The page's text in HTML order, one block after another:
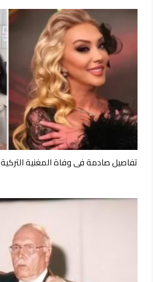
تفاصيل صادمة في وفاة المغنية التركية Güllü.. ابنتها قتلتها عمداً